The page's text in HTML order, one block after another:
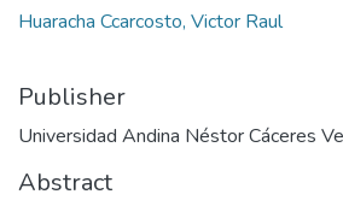
Huaracha Ccarcosto, Victor Raul
Publisher
Universidad Andina Néstor Cáceres
Abstract